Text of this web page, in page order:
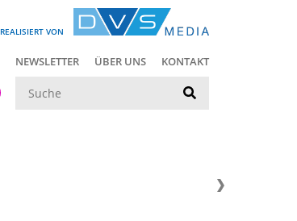
REALISIERT VON
NEWSLETTER ÜBER UNS KONTAKT